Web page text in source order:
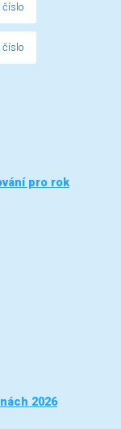
číslo
číslo
pro rok
2026